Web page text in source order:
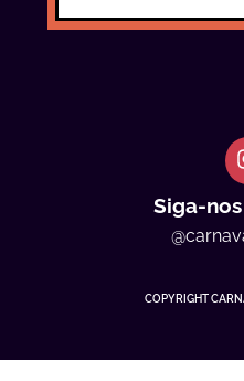
Siga-
COPYRIGHT